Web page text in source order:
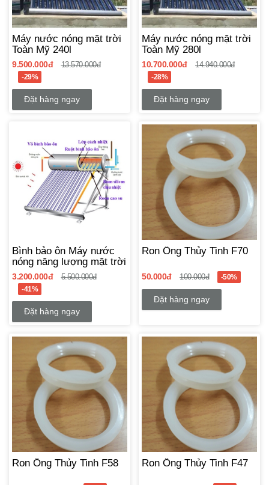
Máy nước nóng mặt trời
Toàn Mỹ 240l
9.500.000đ 13.570.000đ
-29%
Đặt hàng ngay
Máy nước nóng mặt trời
Toàn Mỹ 280l
10.700.000đ 14.940.000đ
-28%
Đặt hàng ngay
Bình bảo ôn Máy nước
nóng năng lượng mặt trời
3.200.000đ 5.500.000đ
-41%
Đặt hàng ngay
Ron Ống Thủy Tinh F70
50.000đ 100.000đ -50%
Đặt hàng ngay
Ron Ống Thủy Tinh F58 Ron Ống Thủy Tinh F47